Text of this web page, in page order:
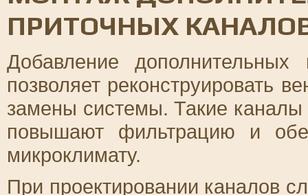
ПРИТОЧНЫХ
Добавление
позволяет реконструировать
замены системы. Такие
повышают фильтрацию и
микроклимату.
При проектировании каналов